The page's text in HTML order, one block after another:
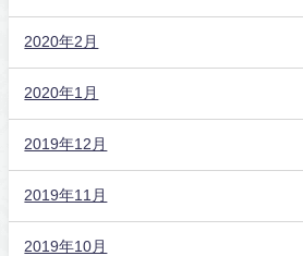
2020年2月
2020年1月
2019年12月
2019年11月
2019年10月